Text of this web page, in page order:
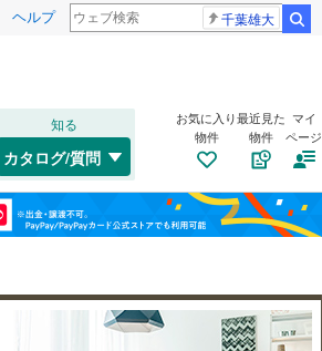
ヘルプ 千葉雄大
知る
カタログ/質問
お気に入り
物件
最近見た
物件
マイ
ページ
福島 大宮区(0)
桜区(0)
高崎線(1)
武蔵野線(0)
山形新幹線(0)
南道路（0）
古家あり（0）